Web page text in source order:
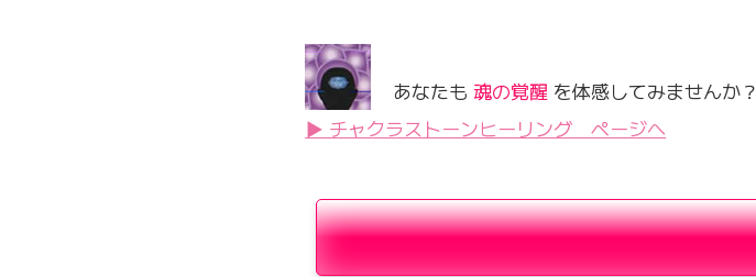
あなたも 魂の覚醒 を体感してみませんか？
▶ チャクラストーンヒーリング ページへ